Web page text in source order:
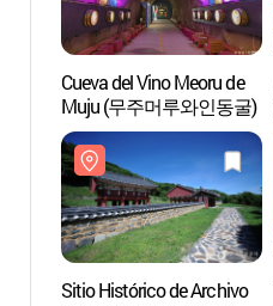
Cueva del Vino Meoru de
Muju (무주머루와인동굴)
Sitio Histórico de Archivo